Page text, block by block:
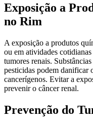
Exposição a
no Rim
A exposição a produtos
ou em atividades
tumores renais.
pesticidas podem danificar
cancerígenos. Evitar a
prevenir o câncer renal.
Prevenção do